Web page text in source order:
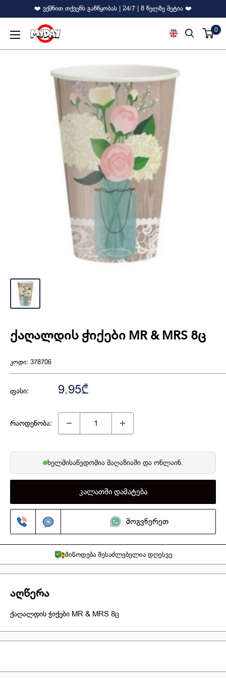
❤️ ვქმნით თქვენს განწყობას | 24/7 | 8 წელზე მეტია ❤️
MyDay 0
ქაღალდის ჭიქები MR & MRS 8ც
კოდი: 378706
ფასი: 9.95₾
რაოდენობა:
ხელმისაწვდომია მაღაზიაში და ონლაინ.
კალათში დამატება
მოგვწერეთ
მიწოდება შესაძლებელია დღესვე
აღწერა
ქაღალდის ჭიქები MR & MRS 8ც